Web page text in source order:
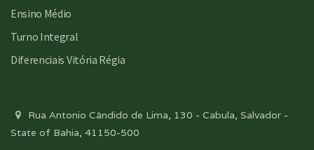
Ensino Médio
Turno Integral
Diferenciais Vitória Régia
Rua Antonio Cândido de Lima, 130 - Cabula, Salvador -
State of Bahia, 41150-500